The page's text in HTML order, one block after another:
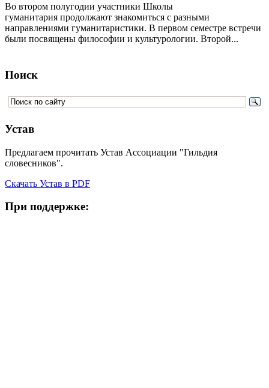
Во втором полугодии участники Школы
гуманитария продолжают знакомиться с разными
направлениями гуманитаристики. В первом семестре встречи
были посвящены философии и культурологии. Второй...
Поиск
Устав
Предлагаем прочитать Устав Ассоциации "Гильдия
словесников".
Скачать Устав в PDF
При поддержке: